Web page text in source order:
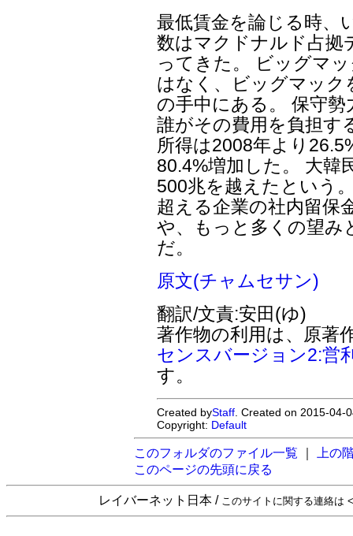
最低賃金を論じる時、
数はマクドナルド占拠
ってきた。 ビッグマ
はなく、ビッグマック
の手中にある。 保守
誰がその費用を負担す
所得は2008年より
80.4%増加した。 大韓
500兆を越えたという
超える企業の社内留保
や、もっと多くの望み
だ。
原文(チャムセサン)
翻訳/文責:安田(ゆ)
著作物の利用は、原著
センスバージョン2:営
す。
Created byStaff . Created on 2015-
Copyright: Default
このフォルダのファイル一覧
上の
このページの先頭に戻る
レイバーネット日本 / このサイトに関する連絡は